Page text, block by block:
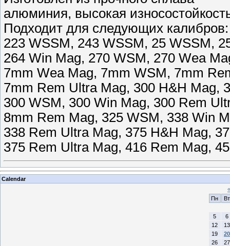
алюминия, высокая
Подходит для следующих калибров:
223 WSSM, 243 WSSM, 25 WSSM,
264 Win Mag, 270 WSM, 270 Wea
7mm Wea Mag, 7mm WSM, 7mm
7mm Rem Ultra Mag, 300 H&H Mag,
300 WSM, 300 Win Mag, 300 Rem
8mm Rem Mag, 325 WSM, 338 Win
338 Rem Ultra Mag, 375 H&H Mag,
375 Rem Ultra Mag, 416 Rem Mag,
Calendar
«
Пн
Вт
5
6
12
13
19
20
26
27